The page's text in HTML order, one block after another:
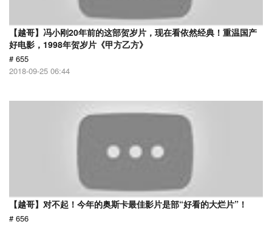
【越哥】冯小刚20年前的这部贺岁片，现在看依然经典！重温国产
好电影，1998年贺岁片《甲方乙方》
# 655
2018-09-25 06:44
【越哥】对不起！今年的奥斯卡最佳影片是部“好看的大烂片”！
# 656